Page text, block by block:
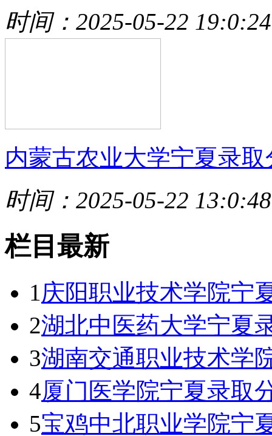
时间：2025-05-22 19:0:24
内蒙古农业大学宁夏录取
时间：2025-05-22 13:0:48
栏目最新
1庆阳职业技术学院宁
2湖北中医药大学宁夏
3湖南交通职业技术学
4厦门医学院宁夏录取
5宝鸡中北职业学院宁